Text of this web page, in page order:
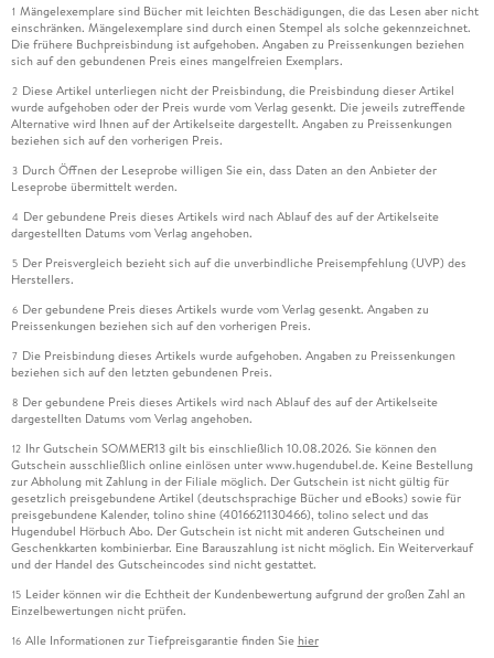
1 Mängelexemplare sind Bücher mit leichten Beschädigungen, die das Lesen aber nicht
einschränken. Mängelexemplare sind durch einen Stempel als solche gekennzeichnet.
Die frühere Buchpreisbindung ist aufgehoben. Angaben zu Preissenkungen beziehen
sich auf den gebundenen Preis eines mangelfreien Exemplars.
2 Diese Artikel unterliegen nicht der Preisbindung, die Preisbindung dieser Artikel
wurde aufgehoben oder der Preis wurde vom Verlag gesenkt. Die jeweils zutreffende
Alternative wird Ihnen auf der Artikelseite dargestellt. Angaben zu Preissenkungen
beziehen sich auf den vorherigen Preis.
3 Durch Öffnen der Leseprobe willigen Sie ein, dass Daten an den Anbieter der
Leseprobe übermittelt werden.
4 Der gebundene Preis dieses Artikels wird nach Ablauf des auf der Artikelseite
dargestellten Datums vom Verlag angehoben.
5 Der Preisvergleich bezieht sich auf die unverbindliche Preisempfehlung (UVP) des
Herstellers.
6 Der gebundene Preis dieses Artikels wurde vom Verlag gesenkt. Angaben zu
Preissenkungen beziehen sich auf den vorherigen Preis.
7 Die Preisbindung dieses Artikels wurde aufgehoben. Angaben zu Preissenkungen
beziehen sich auf den letzten gebundenen Preis.
8 Der gebundene Preis dieses Artikels wird nach Ablauf des auf der Artikelseite
dargestellten Datums vom Verlag angehoben.
12 Ihr Gutschein SOMMER13 gilt bis einschließlich 10.08.2026. Sie können den
Gutschein ausschließlich online einlösen unter www.hugendubel.de. Keine Bestellung
zur Abholung mit Zahlung in der Filiale möglich. Der Gutschein ist nicht gültig für
gesetzlich preisgebundene Artikel (deutschsprachige Bücher und eBooks) sowie für
preisgebundene Kalender, tolino shine (4016621130466), tolino select und das
Hugendubel Hörbuch Abo. Der Gutschein ist nicht mit anderen Gutscheinen und
Geschenkkarten kombinierbar. Eine Barauszahlung ist nicht möglich. Ein Weiterverkauf
und der Handel des Gutscheincodes sind nicht gestattet.
15 Leider können wir die Echtheit der Kundenbewertung aufgrund der großen Zahl an
Einzelbewertungen nicht prüfen.
16 Alle Informationen zur Tiefpreisgarantie finden Sie hier